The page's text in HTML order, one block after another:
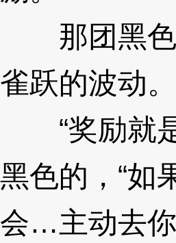
那团黑色
雀跃的波动。
“奖励就是
黑色的，“如
会…主动去